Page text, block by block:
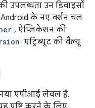
उपलब्धता उन डिवाइसों
के नए वर्शन चल
, ऐप्लिकेशन की
एट्रिब्यूट की वैल्यू
एपीआई लेवल है.